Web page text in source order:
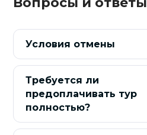
Условия отмены
Требуется ли
предоплачивать тур
полностью?